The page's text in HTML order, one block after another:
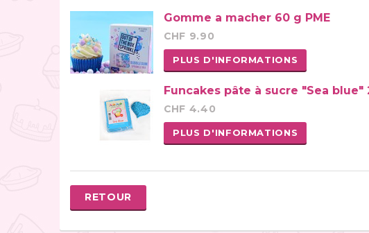
Gomme a macher 60 g PME
CHF 9.90
PLUS D'INFORMATIONS
Funcakes pâte à sucre "Sea blue"
CHF 4.40
PLUS D'INFORMATIONS
RETOUR